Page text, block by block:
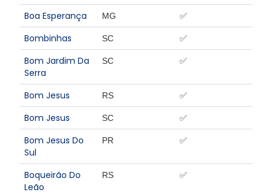
Boa Esperança MG ✅
Bombinhas SC ✅
Bom Jardim Da
Serra
SC ✅
Bom Jesus RS ✅
Bom Jesus SC ✅
Bom Jesus Do
Sul
PR ✅
Boqueirão Do
Leão
RS ✅